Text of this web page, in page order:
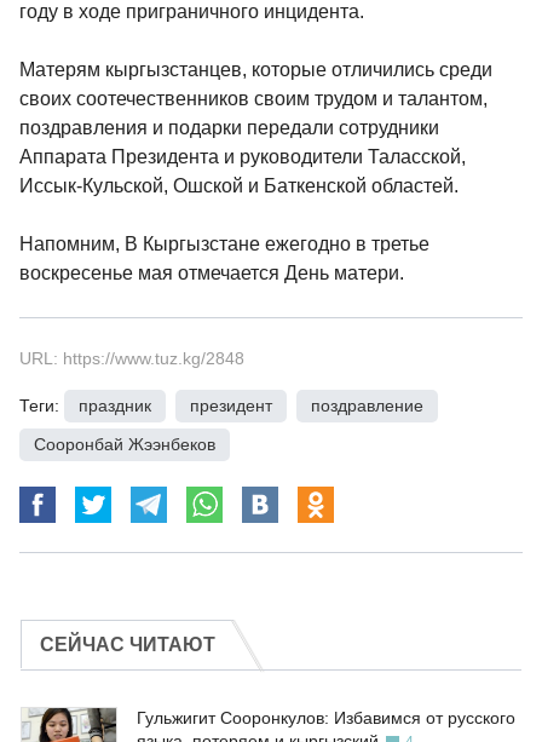
году в ходе приграничного инцидента.
Матерям кыргызстанцев, которые отличились среди
своих соотечественников своим трудом и талантом,
поздравления и подарки передали сотрудники
Аппарата Президента и руководители Таласской,
Иссык-Кульской, Ошской и Баткенской областей.
Напомним, В Кыргызстане ежегодно в третье
воскресенье мая отмечается День матери.
URL: https://www.tuz.kg/2848
Теги: праздник президент поздравление
Сооронбай Жээнбеков
СЕЙЧАС ЧИТАЮТ
Гульжигит Сооронкулов: Избавимся от русского